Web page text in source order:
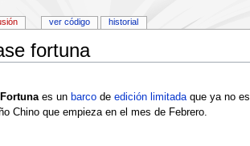
fortuna
es un barcode edición limitadaque ya no
Chino que empieza en el mes de Febrero.
ver código historial